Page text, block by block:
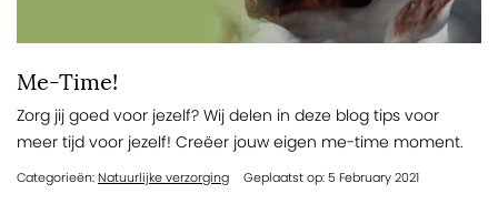
Me-Time!
Zorg jij goed voor jezelf? Wij delen in deze blog tips voor
meer tijd voor jezelf! Creëer jouw eigen me-time moment.
Categorieën:Natuurlijke verzorging Geplaatst op: 5 February 2021